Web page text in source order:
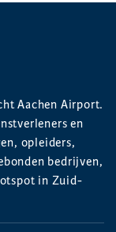
Aachen Airport.
en
opleiders,
bedrijven,
in Zuid-